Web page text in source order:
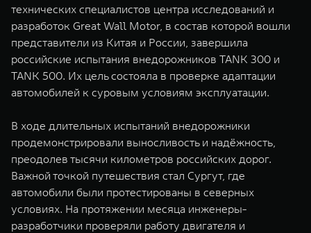
WEY 80
от 6 449 000 ₽
WEY 80
технических специалистов центра исследований и
разработок Great Wall Motor, в состав которой вошли
представители из Китая и России, завершила
российские испытания внедорожников TANK 300 и
TANK 500. Их цель состояла в проверке адаптации
автомобилей к суровым условиям эксплуатации.
В ходе длительных испытаний внедорожники
продемонстрировали выносливость и надёжность,
преодолев тысячи километров российских дорог.
Важной точкой путешествия стал Сургут, где
автомобили были протестированы в северных
условиях. На протяжении месяца инженеры-
разработчики проверяли работу двигателя и